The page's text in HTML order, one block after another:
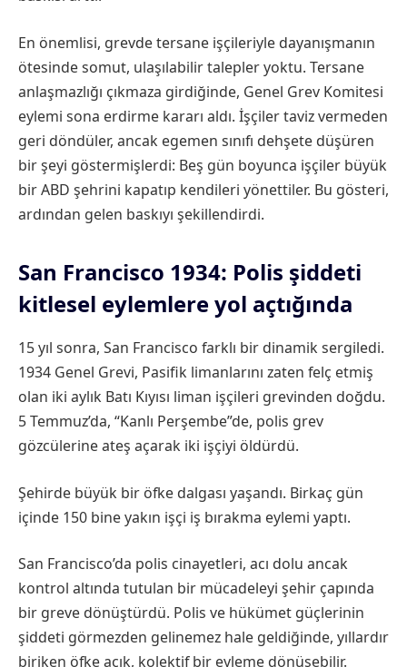
En önemlisi, grevde tersane işçileriyle dayanışmanın
ötesinde somut, ulaşılabilir talepler yoktu. Tersane
anlaşmazlığı çıkmaza girdiğinde, Genel Grev Komitesi
eylemi sona erdirme kararı aldı. İşçiler taviz vermeden
geri döndüler, ancak egemen sınıfı dehşete düşüren
bir şeyi göstermişlerdi: Beş gün boyunca işçiler büyük
bir ABD şehrini kapatıp kendileri yönettiler. Bu gösteri,
ardından gelen baskıyı şekillendirdi.
San Francisco 1934: Polis şiddeti
kitlesel eylemlere yol açtığında
15 yıl sonra, San Francisco farklı bir dinamik sergiledi.
1934 Genel Grevi, Pasifik limanlarını zaten felç etmiş
olan iki aylık Batı Kıyısı liman işçileri grevinden doğdu.
5 Temmuz’da, “Kanlı Perşembe”de, polis grev
gözcülerine ateş açarak iki işçiyi öldürdü.
Şehirde büyük bir öfke dalgası yaşandı. Birkaç gün
içinde 150 bine yakın işçi iş bırakma eylemi yaptı.
San Francisco’da polis cinayetleri, acı dolu ancak
kontrol altında tutulan bir mücadeleyi şehir çapında
bir greve dönüştürdü. Polis ve hükümet güçlerinin
şiddeti görmezden gelinemez hale geldiğinde, yıllardır
biriken öfke açık, kolektif bir eyleme dönüşebilir.